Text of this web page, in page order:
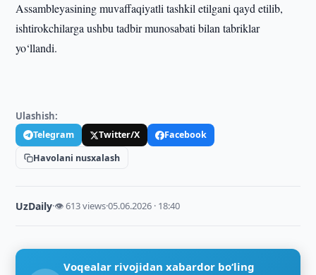
Assambleyasining muvaffaqiyatli tashkil etilgani qayd etilib,
ishtirokchilarga ushbu tadbir munosabati bilan tabriklar
yo‘llandi.
Ulashish:
Telegram Twitter/X
Facebook
Havolani nusxalash
UzDaily·👁 613 views·05.06.2026 · 18:40
Voqealar rivojidan xabardor bo‘ling